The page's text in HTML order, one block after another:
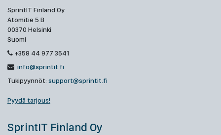
SprintIT Finland Oy
Atomitie 5 B
00370 Helsinki
Suomi
+358 44 977 3541
info@sprintit.fi
Tukipyynnöt: support@sprintit.fi
Pyydä tarjous!
SprintIT Finland Oy